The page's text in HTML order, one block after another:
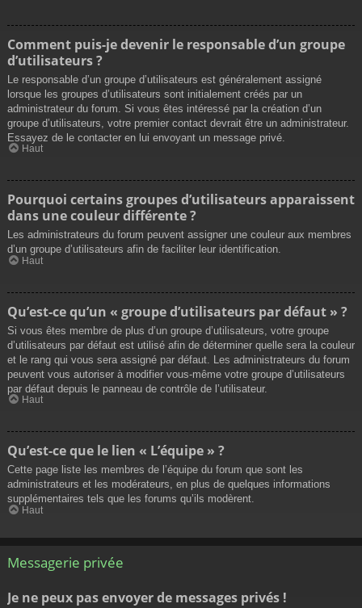
Comment puis-je devenir le responsable d’un groupe
d’utilisateurs ?
Le responsable d’un groupe d’utilisateurs est généralement assigné
lorsque les groupes d’utilisateurs sont initialement créés par un
administrateur du forum. Si vous êtes intéressé par la création d’un
groupe d’utilisateurs, votre premier contact devrait être un administrateur.
Essayez de le contacter en lui envoyant un message privé.
Haut
Pourquoi certains groupes d’utilisateurs apparaissent
dans une couleur différente ?
Les administrateurs du forum peuvent assigner une couleur aux membres
d’un groupe d’utilisateurs afin de faciliter leur identification.
Haut
Qu’est-ce qu’un « groupe d’utilisateurs par défaut » ?
Si vous êtes membre de plus d’un groupe d’utilisateurs, votre groupe
d’utilisateurs par défaut est utilisé afin de déterminer quelle sera la couleur
et le rang qui vous sera assigné par défaut. Les administrateurs du forum
peuvent vous autoriser à modifier vous-même votre groupe d’utilisateurs
par défaut depuis le panneau de contrôle de l’utilisateur.
Haut
Qu’est-ce que le lien « L’équipe » ?
Cette page liste les membres de l’équipe du forum que sont les
administrateurs et les modérateurs, en plus de quelques informations
supplémentaires tels que les forums qu’ils modèrent.
Haut
Messagerie privée
Je ne peux pas envoyer de messages privés !